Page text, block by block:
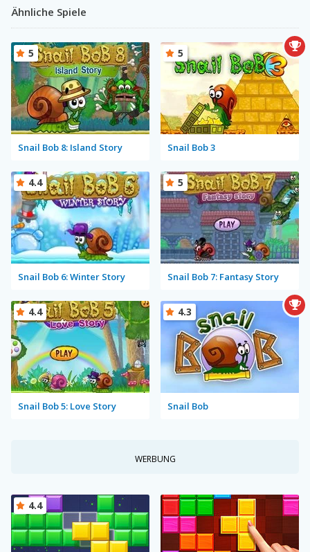
Ähnliche Spiele
Snail Bob 8: Island Story
5
Snail Bob 3
5
Snail Bob 6: Winter Story
4.4
Snail Bob 7: Fantasy Story
5
Snail Bob 5: Love Story
4.4
Snail Bob
4.3
WERBUNG
4.4